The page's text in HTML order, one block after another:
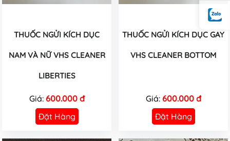
THUỐC NGỬI KÍCH DỤC
NAM VÀ NỮ VHS CLEANER
LIBERTIES
Giá: 600.000 đ
Đặt Hàng
THUỐC NGỬI KÍCH DỤC GAY
VHS CLEANER BOTTOM
Giá: 600.000 đ
Đặt Hàng